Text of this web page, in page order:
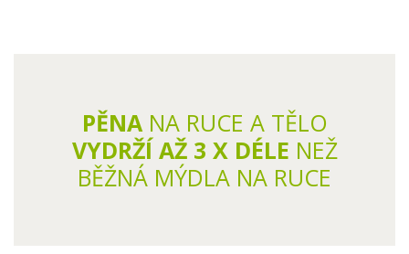
PĚNANA RUCE A TĚLO
VYDRŽÍ AŽ 3 X DÉLE NEŽ
BĚŽNÁ MÝDLA NA RUCE